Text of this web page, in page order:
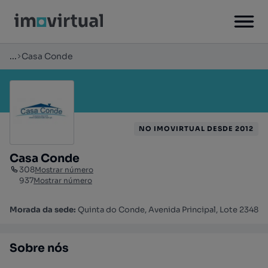
... Casa Conde
Casa Conde
308Mostrar número
937Mostrar número
Morada da sede: Quinta do Conde, Avenida Principal, Lote 2348
NO IMOVIRTUAL DESDE 2012
Sobre nós